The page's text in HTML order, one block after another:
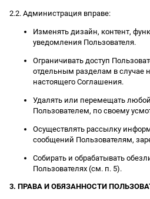
2.2. Администрация вправе:
Изменять дизайн, контент,
уведомления Пользователя.
Ограничивать доступ
отдельным разделам в случае
настоящего Соглашения.
Удалять или перемещать
Пользователем, по своему
Осуществлять рассылку
сообщений Пользователям,
Собирать и обрабатывать
Пользователях (см. п. 5).
3. ПРАВА И ОБЯЗАННОСТИ